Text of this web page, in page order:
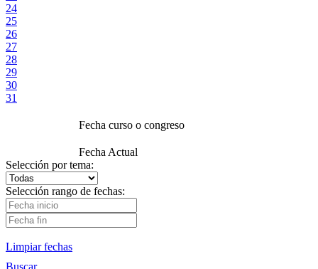
24
25
26
27
28
29
30
31
Fecha curso o congreso
Fecha Actual
Selección por tema:
Selección rango de fechas:
Limpiar fechas